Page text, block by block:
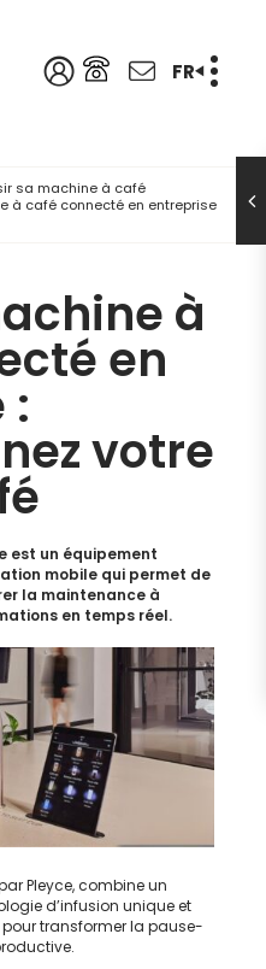
FR
sa machine à café
à café connecté en entreprise
à
en
:
votre
est un équipement
mobile qui permet de
la maintenance à
en temps réel.
Pleyce, combine un
d’infusion unique et
transformer la pause-